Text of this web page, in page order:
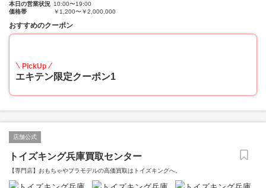
本日の営業状況 10:00〜19:00
価格帯
￥1,200〜￥2,000,000
おすすめのクーポン
PickUp
エキテン限定クーポン1
店舗公式
トイズキング兵庫買取センター
【専門店】おもちゃやプラモデルの高価買取はトイズキングへ。‎